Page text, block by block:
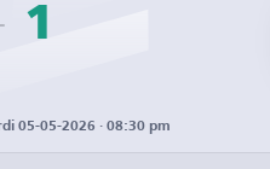
1
05-05-2026 · 08:30 pm